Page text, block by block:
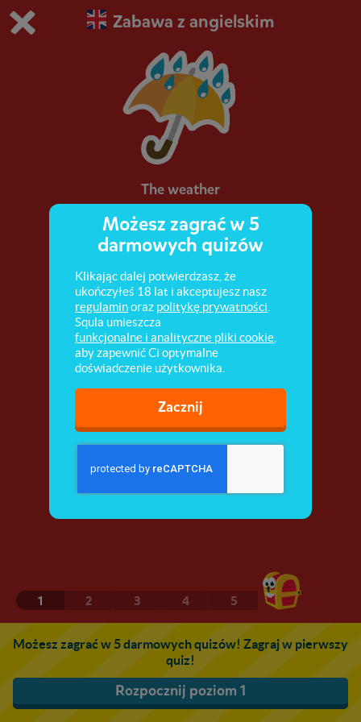
Grasz w wersję demonstracyjną Squli
Kup teraz!
0
Zabawa z angielskim
The weather
O tym, jak zapytać o pogodę oraz jak ją opisać.
1 2 3 4 5
Możesz zagrać w 5 darmowych quizów! Zagraj w pierwszy
quiz!
Rozpocznij poziom 1
Możesz zagrać w 5
darmowych quizów
Klikając dalej potwierdzasz, że
ukończyłeś 18 lat i akceptujesz nasz
regulaminoraz politykę prywatności
Squla umieszcza
funkcjonalne i analityczne pliki cookie
aby zapewnić Ci optymalne
doświadczenie użytkownika.
Zacznij